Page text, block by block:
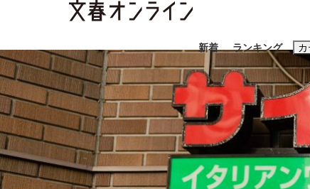
新着 ランキング カ
スクープ ニュ
おすすめの
#藤田晋 #